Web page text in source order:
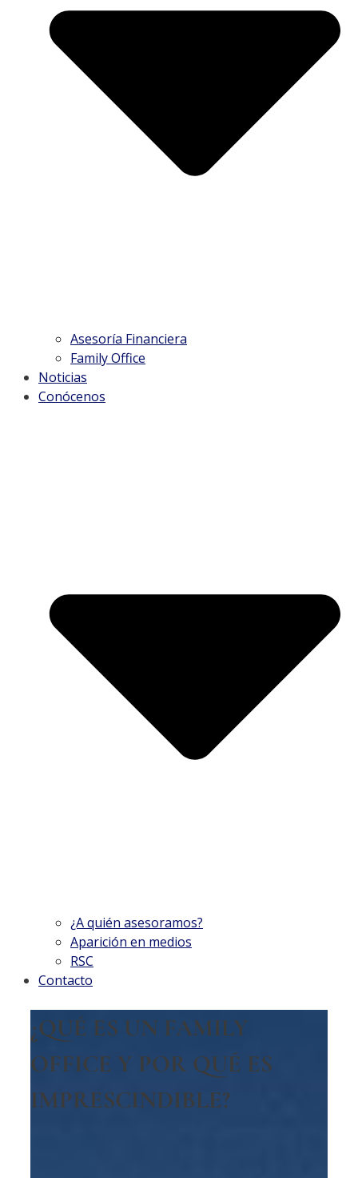
Asesoría Financiera
Family Office
Noticias
Conócenos
¿A quién asesoramos?
Aparición en medios
RSC
Contacto
¿QUÉ ES UN FAMILY
OFFICE Y POR QUÉ ES
IMPRESCINDIBLE?